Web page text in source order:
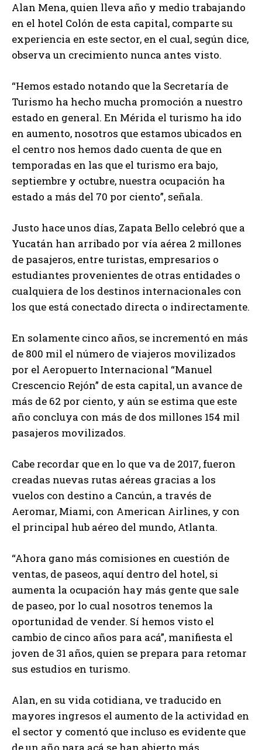
Alan Mena, quien lleva año y medio trabajando
en el hotel Colón de esta capital, comparte su
experiencia en este sector, en el cual, según dice,
observa un crecimiento nunca antes visto.
“Hemos estado notando que la Secretaría de
Turismo ha hecho mucha promoción a nuestro
estado en general. En Mérida el turismo ha ido
en aumento, nosotros que estamos ubicados en
el centro nos hemos dado cuenta de que en
temporadas en las que el turismo era bajo,
septiembre y octubre, nuestra ocupación ha
estado a más del 70 por ciento”, señala.
Justo hace unos días, Zapata Bello celebró que a
Yucatán han arribado por vía aérea 2 millones
de pasajeros, entre turistas, empresarios o
estudiantes provenientes de otras entidades o
cualquiera de los destinos internacionales con
los que está conectado directa o indirectamente.
En solamente cinco años, se incrementó en más
de 800 mil el número de viajeros movilizados
por el Aeropuerto Internacional “Manuel
Crescencio Rejón” de esta capital, un avance de
más de 62 por ciento, y aún se estima que este
año concluya con más de dos millones 154 mil
pasajeros movilizados.
Cabe recordar que en lo que va de 2017, fueron
creadas nuevas rutas aéreas gracias a los
vuelos con destino a Cancún, a través de
Aeromar, Miami, con American Airlines, y con
el principal hub aéreo del mundo, Atlanta.
“Ahora gano más comisiones en cuestión de
ventas, de paseos, aquí dentro del hotel, si
aumenta la ocupación hay más gente que sale
de paseo, por lo cual nosotros tenemos la
oportunidad de vender. Sí hemos visto el
cambio de cinco años para acá”, manifiesta el
joven de 31 años, quien se prepara para retomar
sus estudios en turismo.
Alan, en su vida cotidiana, ve traducido en
mayores ingresos el aumento de la actividad en
el sector y comentó que incluso es evidente que